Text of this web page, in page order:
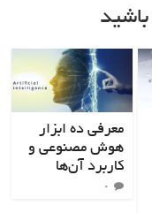
معرفی ده ابزار
هوش مصنوعی و
کاربرد آن‌ها
۰